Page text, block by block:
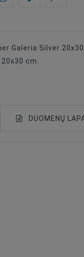
Galeria Silver
cm.
DUOMENŲ